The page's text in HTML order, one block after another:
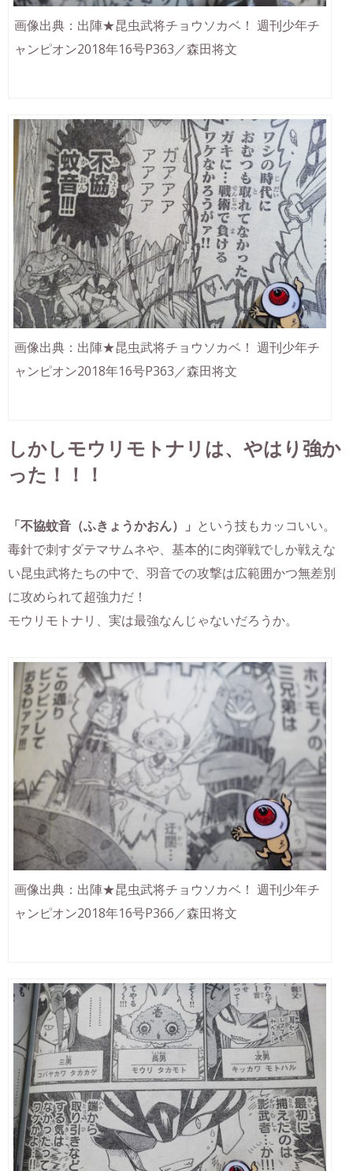
画像出典：出陣★昆虫武将チョウソカベ！ 週刊少年チ
ャンピオン2018年16号P363／森田将文
画像出典：出陣★昆虫武将チョウソカベ！ 週刊少年チ
ャンピオン2018年16号P363／森田将文
しかしモウリモトナリは、やはり強か
った！！！
「不協蚊音（ふきょうかおん）」 という技もカッコいい。
毒針で刺すダテマサムネや、基本的に肉弾戦でしか戦えな
い昆虫武将たちの中で、羽音での攻撃は広範囲かつ無差別
に攻められて超強力だ！
モウリモトナリ、実は最強なんじゃないだろうか。
画像出典：出陣★昆虫武将チョウソカベ！ 週刊少年チ
ャンピオン2018年16号P366／森田将文